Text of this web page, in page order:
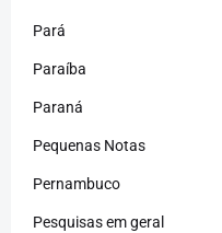
Pará
Paraíba
Paraná
Pequenas Notas
Pernambuco
Pesquisas em geral